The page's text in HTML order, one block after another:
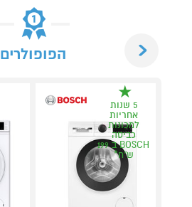
הפופולרים
5 שנות
אחריות
למכונות
כביסה
BOSCH ב 199
ש"ח*